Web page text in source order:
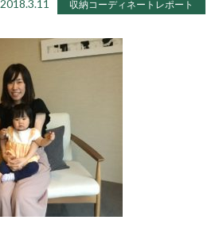
2018.3.11 収納コーディネートレポート